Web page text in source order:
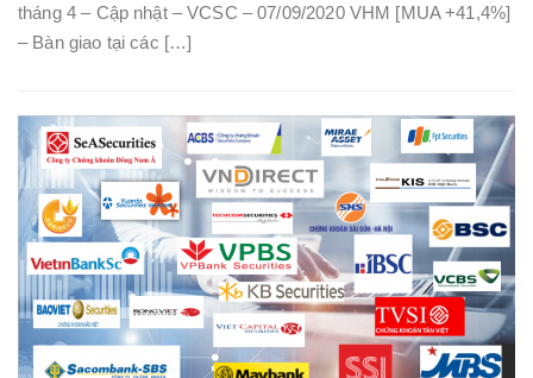
tháng 4 – Cập nhật – VCSC – 07/09/2020 VHM [MUA +41,4%]
– Bàn giao tại các […]